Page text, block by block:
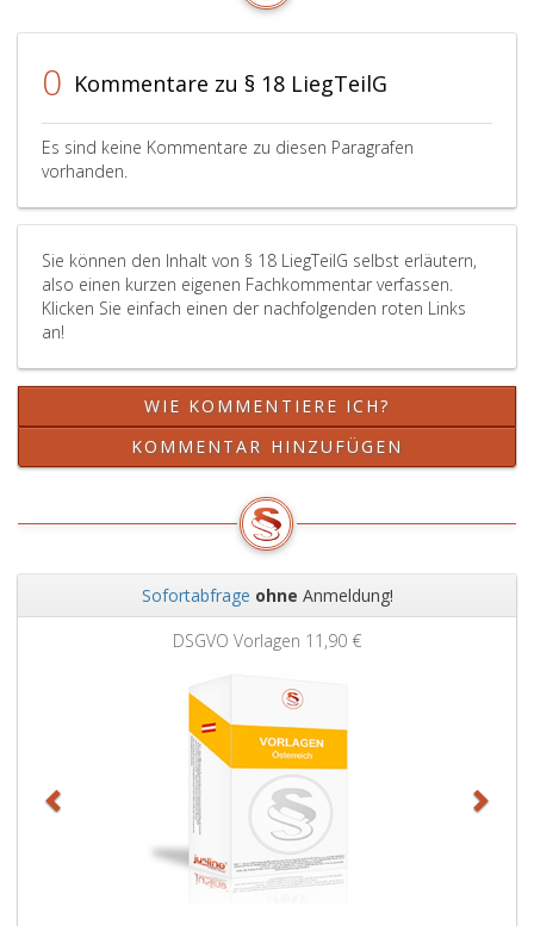
0 Kommentare zu § 18 LiegTeilG
Es sind keine Kommentare zu diesen Paragrafen
vorhanden.
Sie können den Inhalt von § 18 LiegTeilG selbst erläutern,
also einen kurzen eigenen Fachkommentar verfassen.
Klicken Sie einfach einen der nachfolgenden roten Links
an!
WIE KOMMENTIERE ICH?
KOMMENTAR HINZUFÜGEN
Sofortabfrage ohne Anmeldung!
DSGVO Vorlagen 11,90 €